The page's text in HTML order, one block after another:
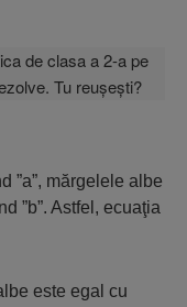
”a”, mărgelele albe
”b”. Astfel, ecuaţia
este egal cu